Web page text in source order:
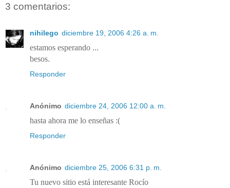
3 comentarios:
nihilego diciembre 19, 2006 4:26 a. m.
estamos esperando ...
besos.
Responder
Anónimo diciembre 24, 2006 12:00 a. m.
hasta ahora me lo enseñas :(
Responder
Anónimo diciembre 25, 2006 6:31 p. m.
Tu nuevo sitio está interesante Rocío